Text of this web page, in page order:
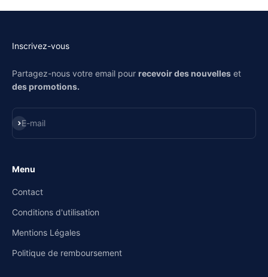
Inscrivez-vous
Partagez-nous votre email pour recevoir des nouvelles et
des promotions.
E-mail
S'inscrire
Menu
Contact
Conditions d'utilisation
Mentions Légales
Politique de remboursement